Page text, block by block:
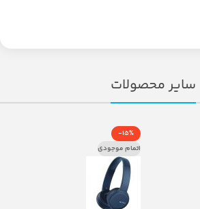
سایر محصولات
-15%
اتمام موجودی